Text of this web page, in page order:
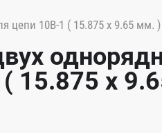
цепи 10B-1 ( 15.875 x 9.65
15.875 x